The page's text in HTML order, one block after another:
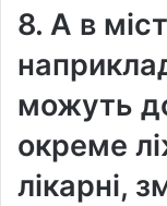
8. А в
можуть
окреме
лікарні,